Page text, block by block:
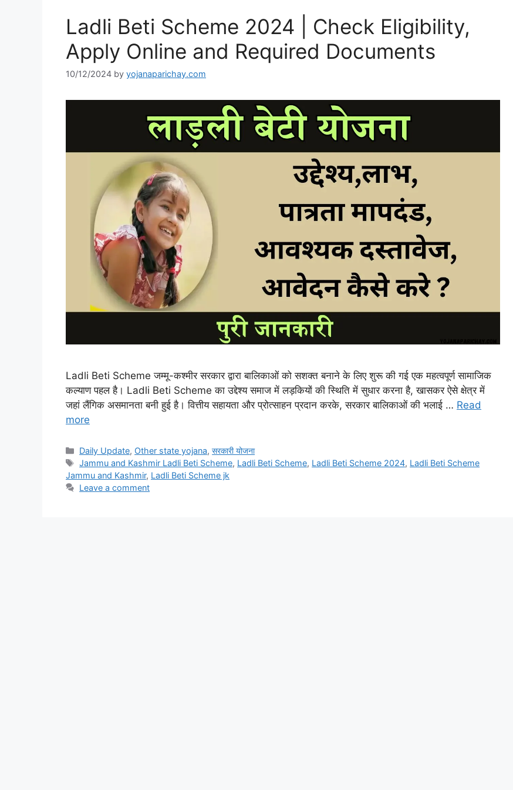
Ladli Beti Scheme 2024 | Check Eligibility,
Apply Online and Required Documents
10/12/2024 by yojanaparichay.com
Ladli Beti Scheme जम्मू-कश्मीर सरकार द्वारा बालिकाओं को सशक्त बनाने के लिए शुरू की गई एक महत्वपूर्ण सामाजिक
कल्याण पहल है। Ladli Beti Scheme का उद्देश्य समाज में लड़कियों की स्थिति में सुधार करना है, खासकर ऐसे क्षेत्र में
जहां लैंगिक असमानता बनी हुई है। वित्तीय सहायता और प्रोत्साहन प्रदान करके, सरकार बालिकाओं की भलाई … Read
more
Categories
Daily Update, Other state yojana,सरकारी योजना
Tags
Jammu and Kashmir Ladli Beti Scheme, Ladli Beti Scheme, Ladli Beti Scheme 2024, Ladli Beti Scheme
Jammu and Kashmir, Ladli Beti Scheme jk
Leave a comment